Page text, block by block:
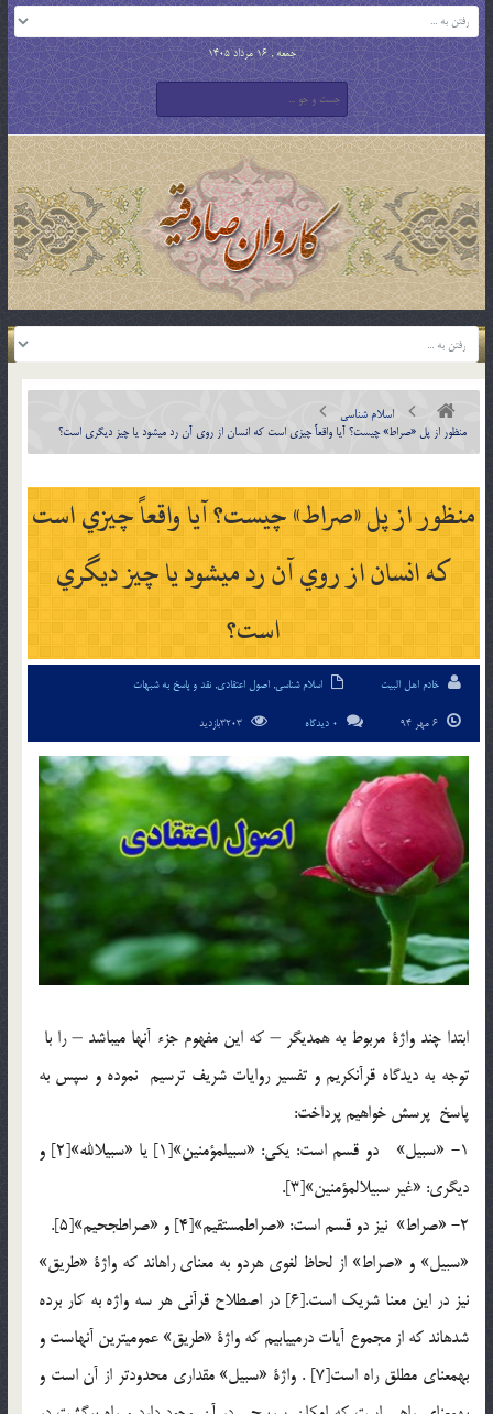
جمعه , 16 مرداد 1405
اسلام شناسی
منظور از پل «صراط» چيست؟ آيا واقعاً چيزي است كه انسان از روي آن رد مي‏شود يا چيز ديگري است؟
منظور از پل «صراط» چيست؟ آيا واقعاً چيزي است
كه انسان از روي آن رد مي‏شود يا چيز ديگري
است؟
خادم اهل البیت اسلام شناسی, اصول اعتقادی, نقد و پاسخ به شبهات
0 دیدگاه
ابتدا چند واژة مربوط به هم‏ديگر – كه اين مفهوم جزء آن‏ها مي‏باشد – را با
توجه به ديدگاه قرآن‏كريم و تفسير روايات شريف ترسيم نموده و سپس به
پاسخ پرسش خواهيم پرداخت:
1- «سبيل» دو قسم است: يكي: «سبيل‏مؤمنين»[1] يا «سبيل‏الله»[2] و
ديگري: «غير سبيل‏المؤمنين»[3].
2- «صراط» نیز دو قسم است: «صراط‏مستقيم»[4] و «صراط‏جحيم»[5].
«سبيل» و «صراط» از لحاظ لغوي هردو به معناي راه‏اند كه واژة «طريق»
نيز در اين معنا شريك است.[6] در اصطلاح قرآني هر سه واژه به كار برده
شده‏اند كه از مجموع آيات در‏مي‏يابيم كه واژة «طريق» عمومي‏ترين آن‏هاست و
به‏معناي مطلق راه است[7] . واژة «سبيل» مقداري محدود‏تر از آن است و